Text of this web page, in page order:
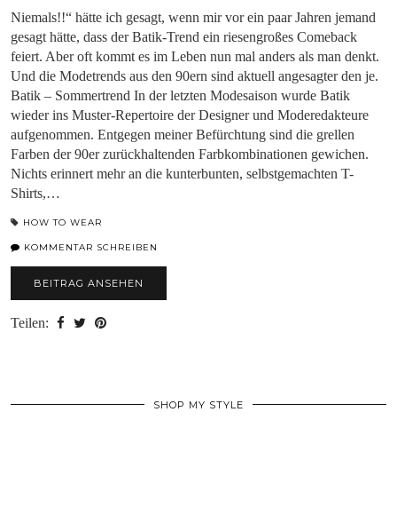
Niemals!!“ hätte ich gesagt, wenn mir vor ein paar Jahren jemand
gesagt hätte, dass der Batik-Trend ein riesengroßes Comeback
feiert. Aber oft kommt es im Leben nun mal anders als man denkt.
Und die Modetrends aus den 90ern sind aktuell angesagter den je.
Batik – Sommertrend In der letzten Modesaison wurde Batik
wieder ins Muster-Repertoire der Designer und Moderedakteure
aufgenommen. Entgegen meiner Befürchtung sind die grellen
Farben der 90er zurückhaltenden Farbkombinationen gewichen.
Nichts erinnert mehr an die kunterbunten, selbstgemachten T-
Shirts,…
HOW TO WEAR
KOMMENTAR SCHREIBEN
BEITRAG ANSEHEN
Teilen:
SHOP MY STYLE